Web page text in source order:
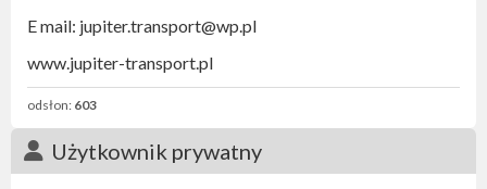
E mail: jupiter.transport@wp.pl
www.jupiter-transport.pl
odsłon: 603
Użytkownik prywatny